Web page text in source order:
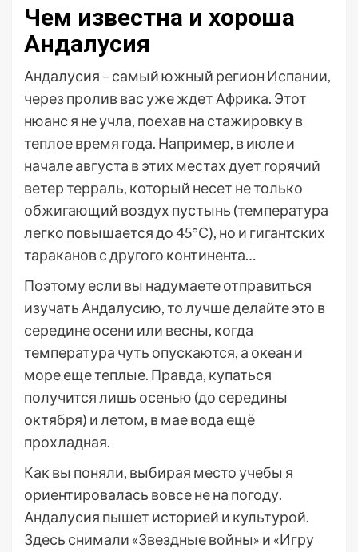
Чем известна и хороша
Андалусия
Андалусия – самый южный регион Испании,
через пролив вас уже ждет Африка. Этот
нюанс я не учла, поехав на стажировку в
теплое время года. Например, в июле и
начале августа в этих местах дует горячий
ветер терраль, который несет не только
обжигающий воздух пустынь (температура
легко повышается до 45°С), но и гигантских
тараканов с другого континента…
Поэтому если вы надумаете отправиться
изучать Андалусию, то лучше делайте это в
середине осени или весны, когда
температура чуть опускаются, а океан и
море еще теплые. Правда, купаться
получится лишь осенью (до середины
октября) и летом, в мае вода ещё
прохладная.
Как вы поняли, выбирая место учебы я
ориентировалась вовсе не на погоду.
Андалусия пышет историей и культурой.
Здесь снимали «Звездные войны» и «Игру